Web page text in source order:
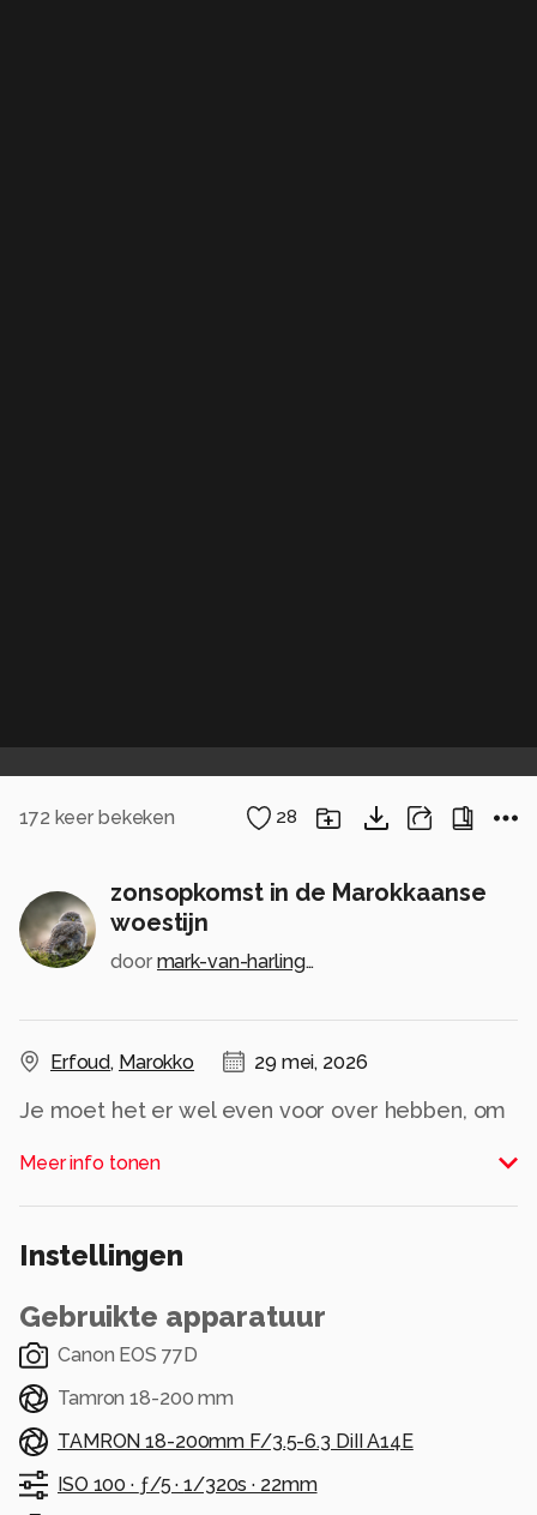
172 keer bekeken 28
zonsopkomst in de Marokkaanse
woestijn
door mark-van-harlingen
Erfoud, Marokko 29 mei, 2026
Je moet het er wel even voor over hebben, om
vakantie viert. Maar het was het wel waard. Na
een nachtje in een tent, in de Marokkaanse
beloning voor het vroege opstaan.
Alle rechten voorbehouden
Meer info tonen
Instellingen
Gebruikte apparatuur
Canon EOS 77D
Tamron 18-200 mm
TAMRON 18-200mm F/3.5-6.3 DiII A14E
ISO 100 · ƒ/5 ·1/320s · 22mm